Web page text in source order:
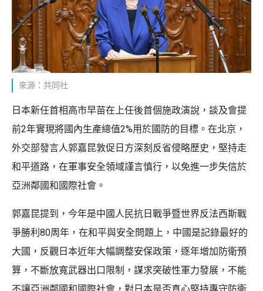
來源：共同社
日本新任首相高市早苗在上任後首個施政演說，談及會提
前2年實現將國內生產總值2%用於國防的目標。在北京，
外交部發言人郭嘉昆敦促日方深刻反省侵略歷史，堅持走
和平道路，在軍事安全領域謹言慎行，以免進一步失信於
亞洲鄰國和國際社會。
郭嘉昆提到，今年是中國人民抗日戰爭暨世界反法西斯戰
爭勝利80周年，在和平與安全問題上，中國是記錄最好的
大國，反觀日本近年大幅調整安保政策，逐年增加防衛預
算，不斷放寬武器出口限制，謀求突破性軍力發展，不能
不讓亞洲鄰國和國際社會，對日本是否真心堅持專守防衛